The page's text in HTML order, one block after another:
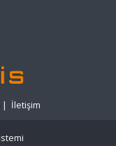
| İletişim